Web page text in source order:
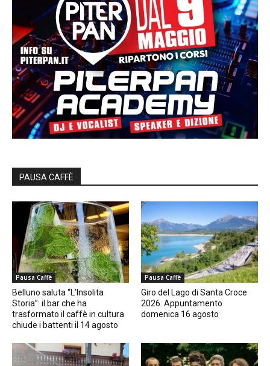
PAUSA CAFFÈ
Pausa Caffè
Belluno saluta “L’Insolita
Storia”: il bar che ha
trasformato il caffè in cultura
chiude i battenti il 14 agosto
Pausa Caffè
Giro del Lago di Santa Croce
2026. Appuntamento
domenica 16 agosto